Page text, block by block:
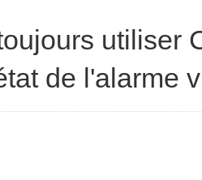
utiliser
de l'alarme